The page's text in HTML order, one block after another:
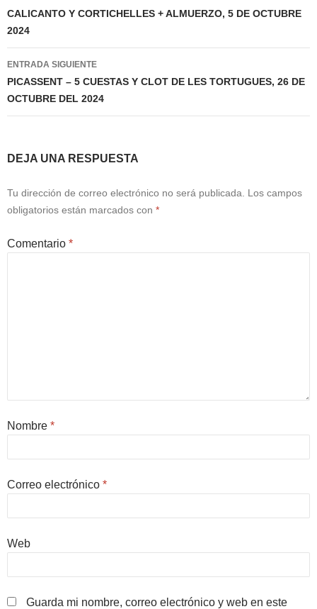
de
entradas
CALICANTO Y CORTICHELLES + ALMUERZO, 5 DE OCTUBRE
2024
ENTRADA SIGUIENTE
PICASSENT – 5 CUESTAS Y CLOT DE LES TORTUGUES, 26 DE
OCTUBRE DEL 2024
DEJA UNA RESPUESTA
Tu dirección de correo electrónico no será publicada.
Los campos
obligatorios están marcados con *
Comentario *
Nombre *
Correo electrónico *
Web
Guarda mi nombre, correo electrónico y web en este